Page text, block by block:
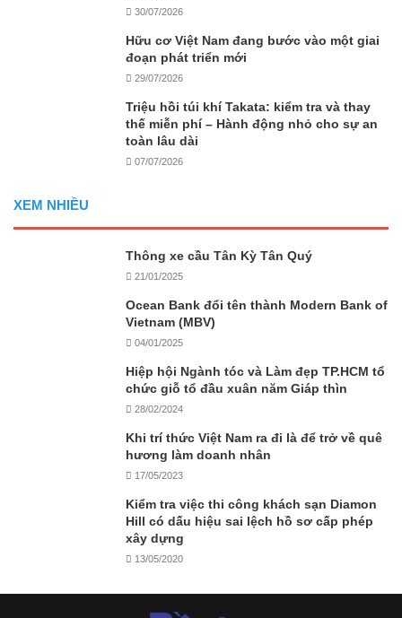
30/07/2026
Hữu cơ Việt Nam đang bước vào một giai
đoạn phát triển mới
29/07/2026
Triệu hồi túi khí Takata: kiểm tra và thay
thế miễn phí – Hành động nhỏ cho sự an
toàn lâu dài
07/07/2026
XEM NHIỀU
Thông xe cầu Tân Kỳ Tân Quý
21/01/2025
Ocean Bank đổi tên thành Modern Bank of
Vietnam (MBV)
04/01/2025
Hiệp hội Ngành tóc và Làm đẹp TP.HCM tổ
chức giỗ tổ đầu xuân năm Giáp thìn
28/02/2024
Khi trí thức Việt Nam ra đi là để trở về quê
hương làm doanh nhân
17/05/2023
Kiểm tra việc thi công khách sạn Diamon
Hill có dấu hiệu sai lệch hồ sơ cấp phép
xây dựng
13/05/2020